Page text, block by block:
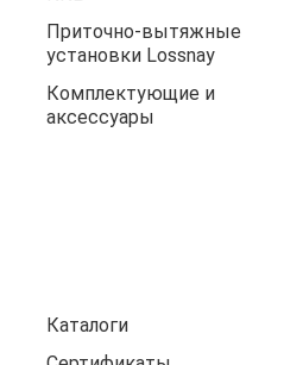
Приточно-вытяжные
установки Lossnay
Комплектующие и
аксессуары
Каталоги